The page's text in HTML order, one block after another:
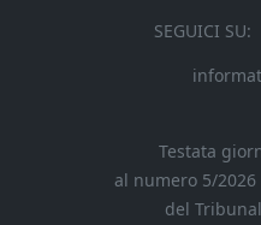
SEGUICI SU:
Testata
al numero 5/
del